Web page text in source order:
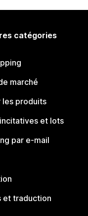
catégories
marché
les produits
et lots
par e-mail
et traduction